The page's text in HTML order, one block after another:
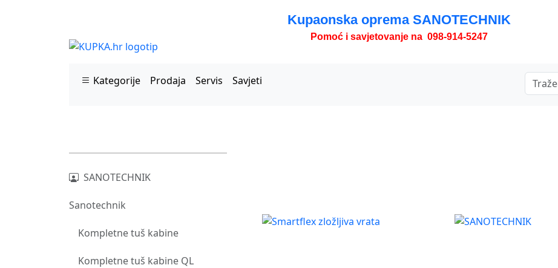
Kupaonska oprema SANOTECHNIK
Pomoć i savjetovanje na 098-914-5247
Kategorije Prodaja Servis Savjeti
SANOTECHNIK
Sanotechnik
Kompletne tuš kabine
Kompletne tuš kabine QL